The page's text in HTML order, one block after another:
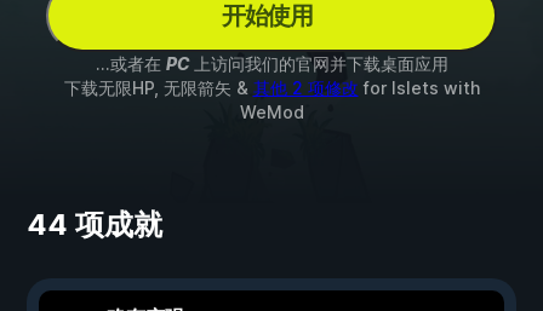
开始使用
...或者在 PC上访问我们的官网并下载桌面应用
下载无限HP, 无限箭矢 & 其他 2 项修改 for Islets with
WeMod
44 项成就